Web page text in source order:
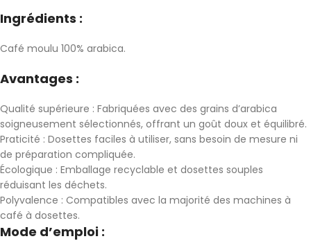
Ingrédients :
Café moulu 100% arabica.
Avantages :
Qualité supérieure : Fabriquées avec des grains d’arabica
soigneusement sélectionnés, offrant un goût doux et équilibré.
Praticité : Dosettes faciles à utiliser, sans besoin de mesure ni
de préparation compliquée.
Écologique : Emballage recyclable et dosettes souples
réduisant les déchets.
Polyvalence : Compatibles avec la majorité des machines à
café à dosettes.
Mode d’emploi :